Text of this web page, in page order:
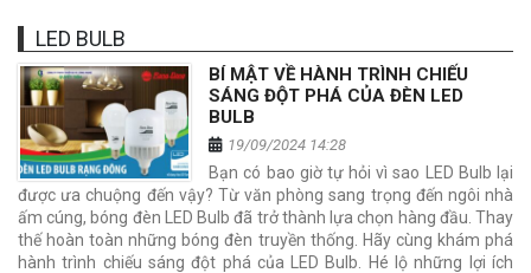
LED BULB
BÍ MẬT VỀ HÀNH TRÌNH CHIẾU
SÁNG ĐỘT PHÁ CỦA ĐÈN LED
BULB
19/09/2024 14:28
Bạn có bao giờ tự hỏi vì sao LED Bulb lại
được ưa chuộng đến vậy? Từ văn phòng sang trọng đến ngôi nhà
ấm cúng, bóng đèn LED Bulb đã trở thành lựa chọn hàng đầu. Thay
thế hoàn toàn những bóng đèn truyền thống. Hãy cùng khám phá
hành trình chiếu sáng đột phá của LED Bulb. Hé lộ những lợi ích